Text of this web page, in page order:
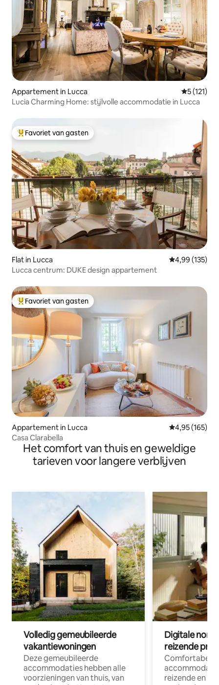
Appartement in Lucca
5 (121)
Lucia Charming Home: stijlvolle accommodatie in Lucca
Topfavoriet van gasten
Favoriet van gasten
Flat in Lucca Gemiddelde
4,99 (135)
Lucca centrum: DUKE design appartement
Topfavoriet van gasten
Favoriet van gasten
Appartement in Lucca Gemiddelde
4,95 (165)
Casa Clarabella
Het comfort van thuis en geweldige
tarieven voor langere verblijven
Volledig gemeubileerde
vakantiewoningen
Deze gemeubileerde
accommodaties hebben alle
voorzieningen van thuis, van
Digitale
reizende
Comfortabele
reizende en